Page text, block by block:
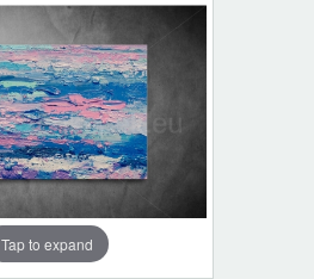
Tap to expand